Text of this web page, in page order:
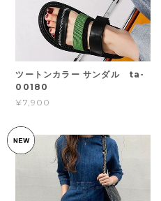
ツートンカラー サンダル ta-
00180
¥7,900